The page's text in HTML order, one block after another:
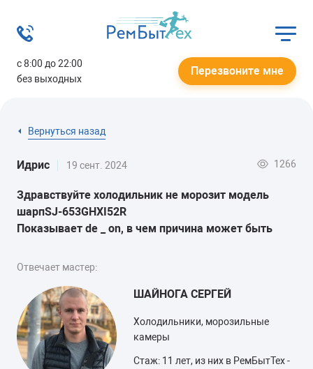
с 8:00 до 22:00
без выходных
Перезвоните мне
Вернуться назад
Идрис 19 сент. 2024 1266
Здравствуйте холодильник не морозит модель
шарпSJ-653GHXI52R
Показывает de _ on, в чем причина может быть
Отвечает мастер:
ШАЙНОГА СЕРГЕЙ
Холодильники, морозильные
камеры
Стаж: 11 лет, из них в РемБытТех -